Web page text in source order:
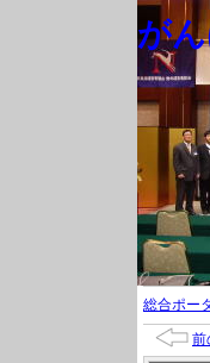
が
総合ポー
前